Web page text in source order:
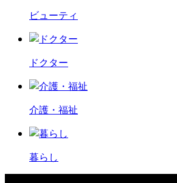
ビューティ
ドクター
介護・福祉
暮らし